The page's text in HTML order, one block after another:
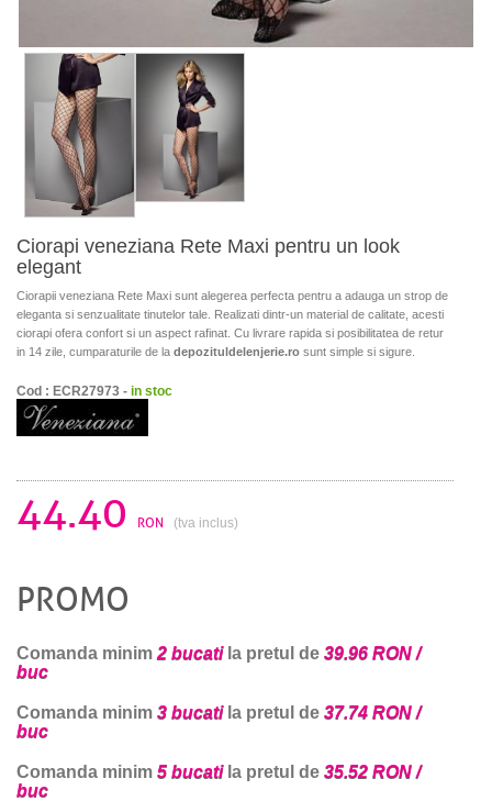
Ciorapi veneziana Rete Maxi pentru un look
elegant
Ciorapii veneziana Rete Maxi sunt alegerea perfecta pentru a adauga un strop de
eleganta si senzualitate tinutelor tale. Realizati dintr-un material de calitate, acesti
ciorapi ofera confort si un aspect rafinat. Cu livrare rapida si posibilitatea de retur
in 14 zile, cumparaturile de la depozituldelenjerie.ro sunt simple si sigure.
Cod : ECR27973 - in stoc
44.40 RON (tva inclus)
PROMO
Comanda minim 2 bucatila pretul de 39.96 RON /
buc
Comanda minim 3 bucatila pretul de 37.74 RON /
buc
Comanda minim 5 bucatila pretul de 35.52 RON /
buc